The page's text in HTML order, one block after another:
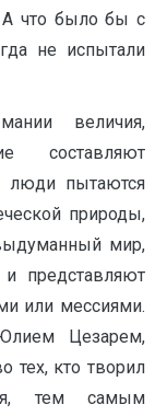
что было бы с
не испытали
величия,
составляют
люди пытаются
природы,
мир,
представляют
или мессиями.
Цезарем,
тех, кто творил
тем самым